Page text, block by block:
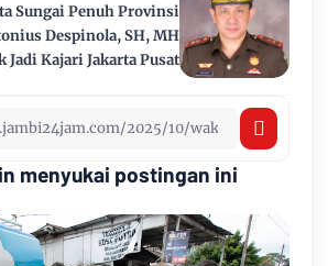
Sungai Penuh Provinsi
Despinola, SH, MH
Jadi Kajari Jakarta Pusat
menyukai postingan ini